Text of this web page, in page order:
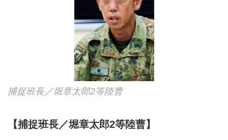
捕捉班長／堀章太郎2等陸曹
【捕捉班長／堀章太郎2等陸曹】